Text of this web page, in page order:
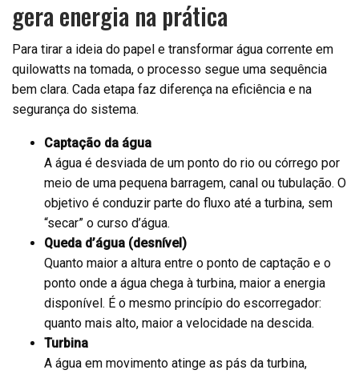
gera energia na prática
Para tirar a ideia do papel e transformar água corrente em
quilowatts na tomada, o processo segue uma sequência
bem clara. Cada etapa faz diferença na eficiência e na
segurança do sistema.
Captação da água
A água é desviada de um ponto do rio ou córrego por
meio de uma pequena barragem, canal ou tubulação. O
objetivo é conduzir parte do fluxo até a turbina, sem
“secar” o curso d’água.
Queda d’água (desnível)
Quanto maior a altura entre o ponto de captação e o
ponto onde a água chega à turbina, maior a energia
disponível. É o mesmo princípio do escorregador:
quanto mais alto, maior a velocidade na descida.
Turbina
A água em movimento atinge as pás da turbina,